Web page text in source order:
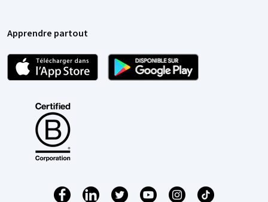
Apprendre partout